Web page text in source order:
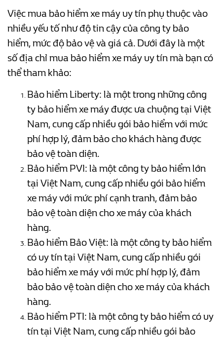
Việc mua bảo hiểm xe máy uy tín phụ thuộc vào
nhiều yếu tố như độ tin cậy của công ty bảo
hiểm, mức độ bảo vệ và giá cả. Dưới đây là một
số địa chỉ mua bảo hiểm xe máy uy tín mà bạn có
thể tham khảo:
Bảo hiểm Liberty: là một trong những công
ty bảo hiểm xe máy được ưa chuộng tại Việt
Nam, cung cấp nhiều gói bảo hiểm với mức
phí hợp lý, đảm bảo cho khách hàng được
bảo vệ toàn diện.
Bảo hiểm PVI: là một công ty bảo hiểm lớn
tại Việt Nam, cung cấp nhiều gói bảo hiểm
xe máy với mức phí cạnh tranh, đảm bảo
bảo vệ toàn diện cho xe máy của khách
hàng.
Bảo hiểm Bảo Việt: là một công ty bảo hiểm
có uy tín tại Việt Nam, cung cấp nhiều gói
bảo hiểm xe máy với mức phí hợp lý, đảm
bảo bảo vệ toàn diện cho xe máy của khách
hàng.
Bảo hiểm PTI: là một công ty bảo hiểm có uy
tín tại Việt Nam, cung cấp nhiều gói bảo